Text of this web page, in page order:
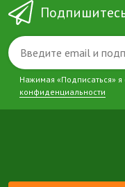
Нажимая «Подписаться»
конфиденциальности